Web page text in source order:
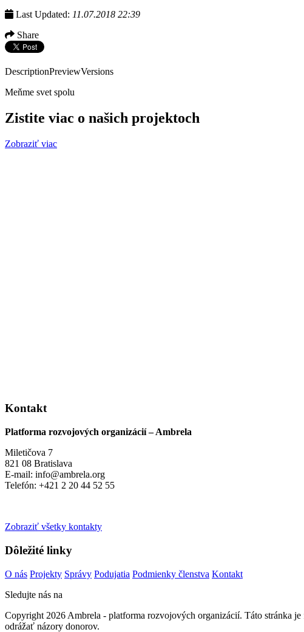
Last Updated: 11.07.2018 22:39
Share
DescriptionPreviewVersions
Meňme svet spolu
Zistite viac o našich projektoch
Zobraziť viac
Kontakt
Platforma rozvojových organizácií – Ambrela
Miletičova 7
821 08 Bratislava
E-mail: info@ambrela.org
Telefón: +421 2 20 44 52 55
Zobraziť všetky kontakty
Dôležité linky
O nás Projekty Správy Podujatia Podmienky členstva Kontakt
Sledujte nás na
Copyright 2026 Ambrela - platforma rozvojových organizácií. Táto stránka
odrážať názory donorov.